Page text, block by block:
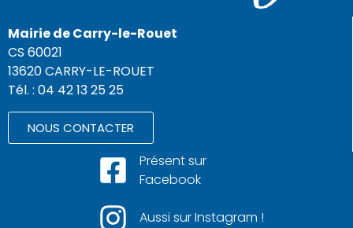
Mairie de Carry-le-Rouet
CS 60021
13620 CARRY-LE-ROUET
Tél. : 04 42 13 25 25
NOUS CONTACTER
Présent sur
Facebook
Aussi sur Instagram !